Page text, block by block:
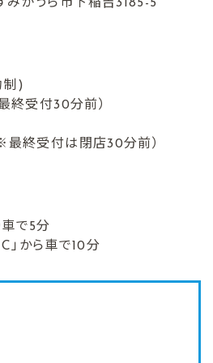
みがうら市下稲吉3185-5
制)
終受付30分前）
終受付は閉店30分前）
車で5分
」から車で10分